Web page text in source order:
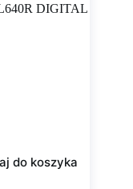
DIGITAL
do koszyka